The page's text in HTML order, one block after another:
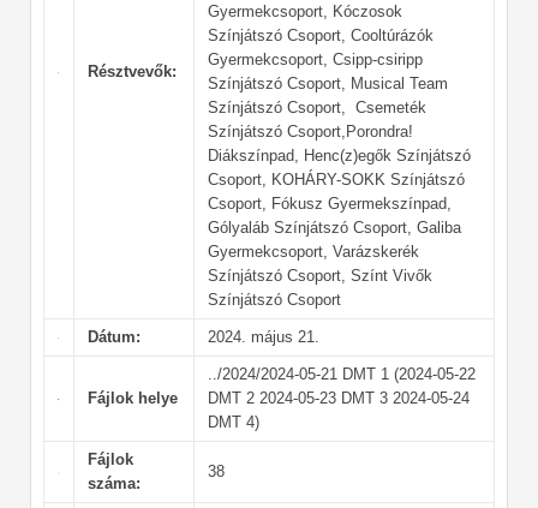
Résztvevők:
Gyermekcsoport, Kóczosok
Színjátszó Csoport, Cooltúrázók
Gyermekcsoport, Csipp-csiripp
Színjátszó Csoport, Musical Team
Színjátszó Csoport, Csemeték
Színjátszó Csoport,Porondra!
Diákszínpad, Henc(z)egők Színjátszó
Csoport, KOHÁRY-SOKK Színjátszó
Csoport, Fókusz Gyermekszínpad,
Gólyaláb Színjátszó Csoport, Galiba
Gyermekcsoport, Varázskerék
Színjátszó Csoport, Színt Vivők
Színjátszó Csoport
Dátum: 2024. május 21.
Fájlok helye
../2024/2024-05-21 DMT 1 (2024-05-22
DMT 2 2024-05-23 DMT 3 2024-05-24
DMT 4)
Fájlok
száma:
38